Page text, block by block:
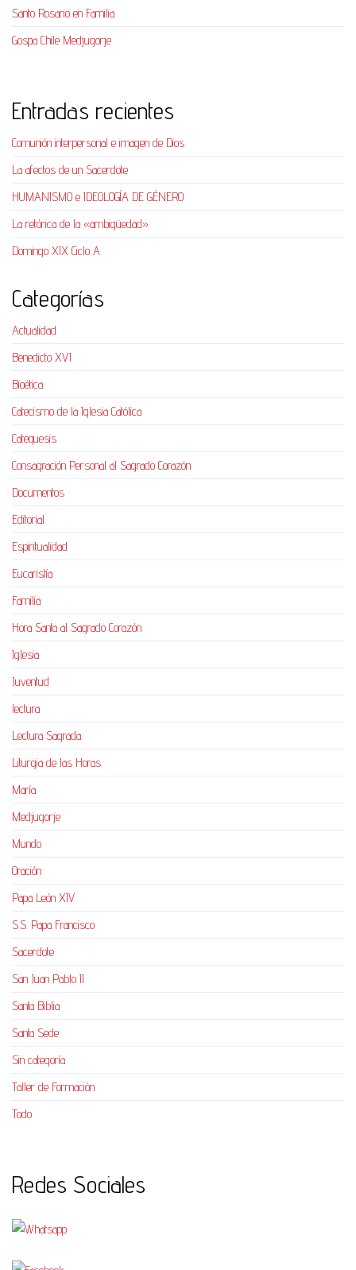
Santo Rosario en Familia
Gospa Chile Medjugorje
Entradas recientes
Comunión interpersonal e imagen de Dios
La afectos de un Sacerdote
HUMANISMO e IDEOLOGÍA DE GÉNERO
La retórica de la «ambigüedad»
Domingo XIX Ciclo A
Categorías
Actualidad
Benedicto XVI
Bioética
Catecismo de la Iglesia Católica
Catequesis
Consagración Personal al Sagrado Corazón
Documentos
Editorial
Espiritualidad
Eucaristía
Familia
Hora Santa al Sagrado Corazón
Iglesia
Juventud
lectura
Lectura Sagrada
Liturgia de las Horas
María
Medjugorje
Mundo
Oración
Papa León XIV
S.S. Papa Francisco
Sacerdote
San Juan Pablo II
Santa Biblia
Santa Sede
Sin categoría
Taller de Formación
Todo
Redes Sociales